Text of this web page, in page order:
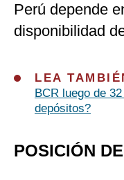
Perú depende
disponibilidad
LEA
BCR luego de
depósitos?
POSICIÓN